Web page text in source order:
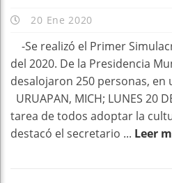
20 Ene 2020
-Se realizó el Primer
del 2020. De la Presidencia
desalojaron 250 personas, en
URUAPAN, MICH; LUNES 20
tarea de todos adoptar la
destacó el secretario ... Leer